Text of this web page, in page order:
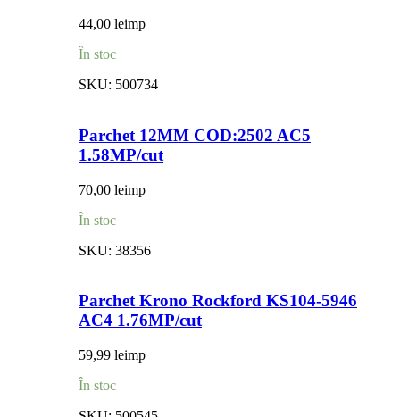
44,00 leimp
În stoc
SKU: 500734
Parchet 12MM COD:2502 AC5
1.58MP/cut
70,00 leimp
În stoc
SKU: 38356
Parchet Krono Rockford KS104-5946
AC4 1.76MP/cut
59,99 leimp
În stoc